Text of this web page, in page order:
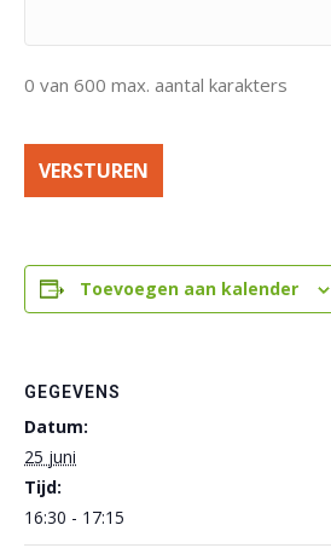
0 van 600 max. aantal karakters
Toevoegen aan kalender
GEGEVENS
Datum:
25 juni
Tijd:
16:30 - 17:15